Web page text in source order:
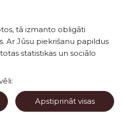
tā izmanto obligāti
Ar Jūsu piekrišanu papildus
statistikas un sociālo
Apstiprināt visas